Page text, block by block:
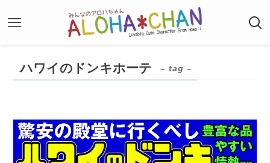
ハワイのドンキホーテ – tag –